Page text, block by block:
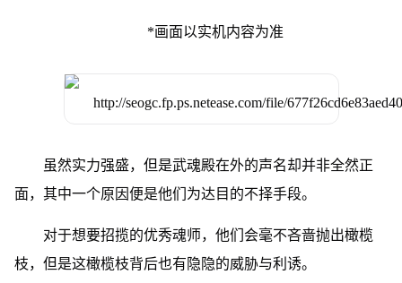
*画面以实机内容为准
虽然实力强盛，但是武魂殿在外的声名却并非全然正
面，其中一个原因便是他们为达目的不择手段。
对于想要招揽的优秀魂师，他们会毫不吝啬抛出橄榄
枝，但是这橄榄枝背后也有隐隐的威胁与利诱。